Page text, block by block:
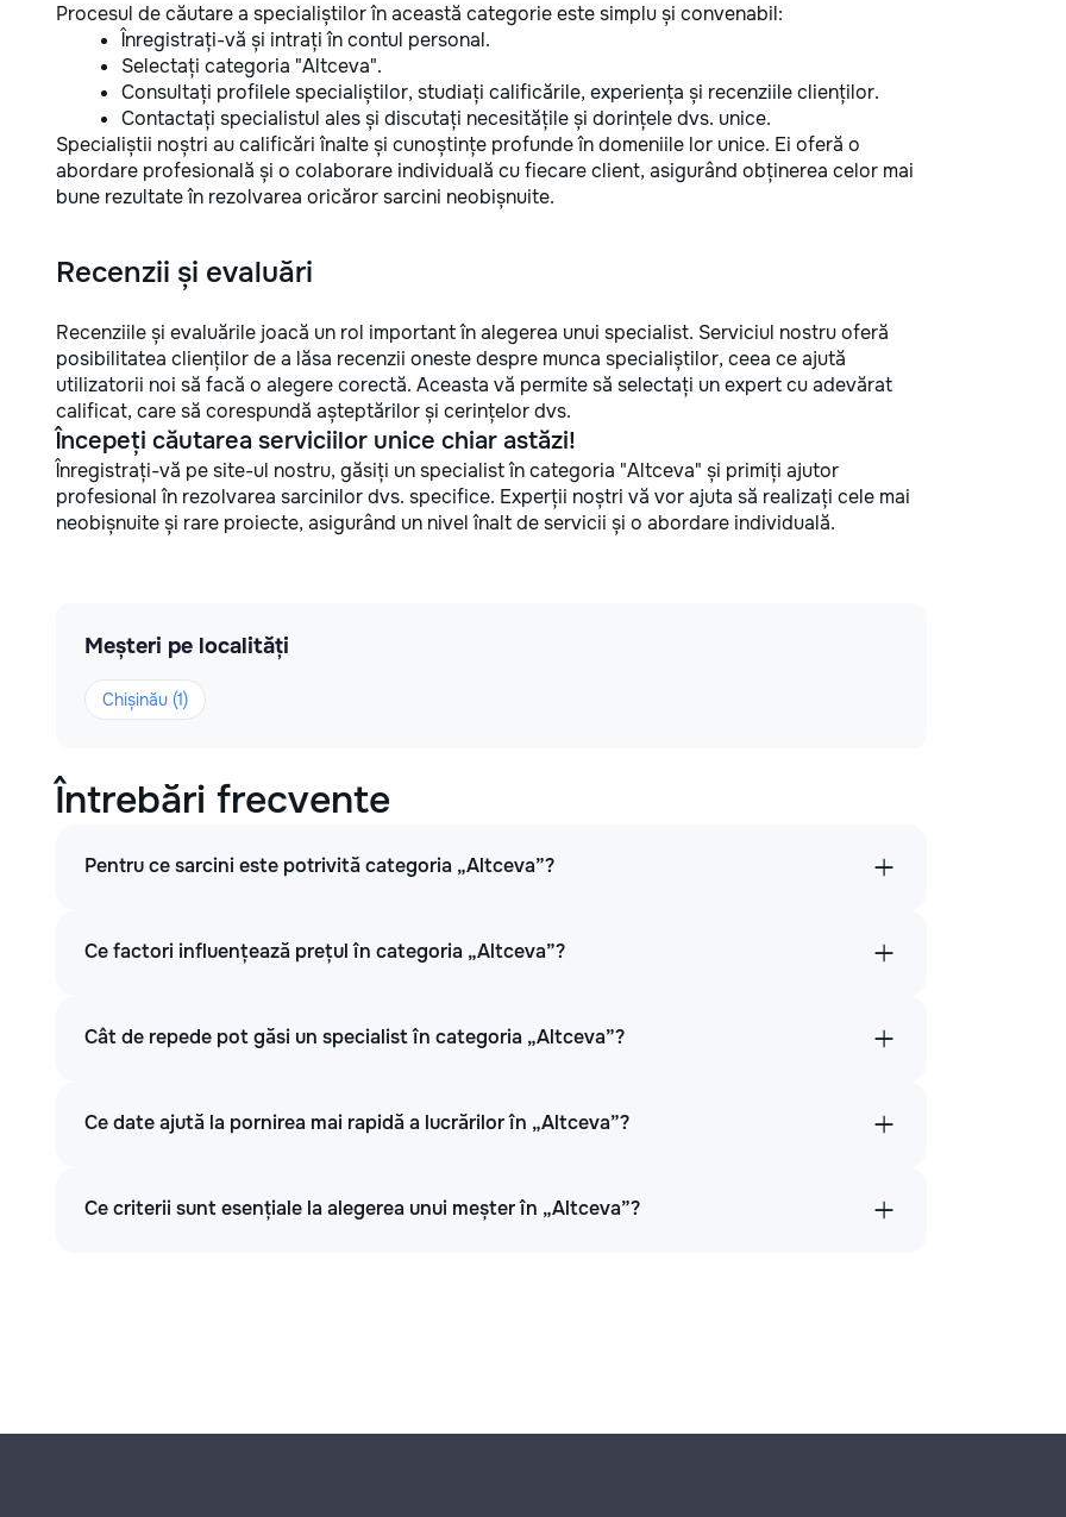
Procesul de căutare a specialiștilor în această categorie este simplu și convenabil:
Înregistrați-vă și intrați în contul personal.
Selectați categoria "Altceva".
Consultați profilele specialiștilor, studiați calificările, experiența și recenziile clienților.
Contactați specialistul ales și discutați necesitățile și dorințele dvs. unice.
Specialiștii noștri au calificări înalte și cunoștințe profunde în domeniile lor unice. Ei oferă o
abordare profesională și o colaborare individuală cu fiecare client, asigurând obținerea celor mai
bune rezultate în rezolvarea oricăror sarcini neobișnuite.
Recenzii și evaluări
Recenziile și evaluările joacă un rol important în alegerea unui specialist. Serviciul nostru oferă
posibilitatea clienților de a lăsa recenzii oneste despre munca specialiștilor, ceea ce ajută
utilizatorii noi să facă o alegere corectă. Aceasta vă permite să selectați un expert cu adevărat
calificat, care să corespundă așteptărilor și cerințelor dvs.
Începeți căutarea serviciilor unice chiar astăzi!
Înregistrați-vă pe site-ul nostru, găsiți un specialist în categoria "Altceva" și primiți ajutor
profesional în rezolvarea sarcinilor dvs. specifice. Experții noștri vă vor ajuta să realizați cele mai
neobișnuite și rare proiecte, asigurând un nivel înalt de servicii și o abordare individuală.
Meșteri pe localități
Chișinău (1)
Întrebări frecvente
Pentru ce sarcini este potrivită categoria „Altceva”?
Ce factori influențează prețul în categoria „Altceva”?
Cât de repede pot găsi un specialist în categoria „Altceva”?
Ce date ajută la pornirea mai rapidă a lucrărilor în „Altceva”?
Ce criterii sunt esențiale la alegerea unui meșter în „Altceva”?